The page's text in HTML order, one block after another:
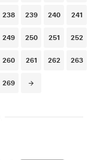
238 239 240 241
249 250 251 252
260 261 262 263
269